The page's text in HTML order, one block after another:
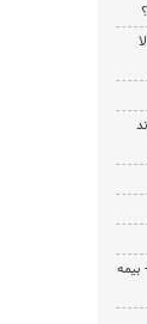
بیمه